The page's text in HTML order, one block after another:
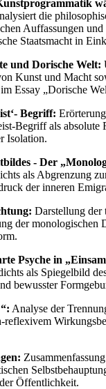
die
Auffassungen
Staatsmacht in
und Dorische Welt:
Kunst und Macht
Essay „Dorische
Begriff:
Begriff als absolute
Isolation.
- Der
als Abgrenzung
der inneren
Darstellung der
der monologischen
Psyche in
als Spiegelbild
bewusster
Analyse der
reflexivem
Öffentlichkeit.